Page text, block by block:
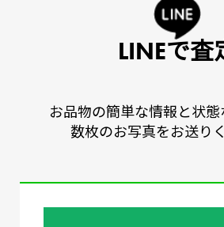
LINEで査
お品物の簡単な情報と状態
数枚のお写真をお送り